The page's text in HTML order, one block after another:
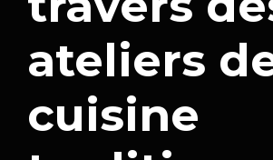
ateliers
cuisine